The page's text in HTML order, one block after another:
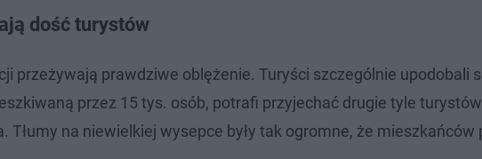
dość turystów
przeżywają prawdziwe oblężenie. Turyści szczególnie upodobali
przez 15 tys. osób, potrafi przyjechać drugie tyle
Tłumy na niewielkiej wysepce były tak ogromne, że mieszkańców